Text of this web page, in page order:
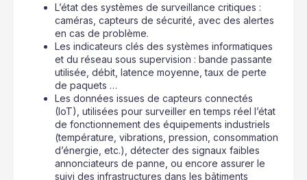
L’état des systèmes de surveillance critiques :
caméras, capteurs de sécurité, avec des alertes
en cas de problème.
Les indicateurs clés des systèmes informatiques
et du réseau sous supervision : bande passante
utilisée, débit, latence moyenne, taux de perte
de paquets …
Les données issues de capteurs connectés
(IoT), utilisées pour surveiller en temps réel l’état
de fonctionnement des équipements industriels
(température, vibrations, pression, consommation
d’énergie, etc.), détecter des signaux faibles
annonciateurs de panne, ou encore assurer le
suivi des infrastructures dans les bâtiments